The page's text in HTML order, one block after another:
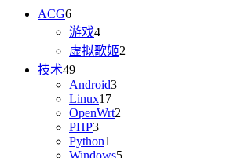
ACG6
游戏4
虚拟歌姬2
技术49
Android3
Linux17
OpenWrt2
PHP3
Python1
Windows5